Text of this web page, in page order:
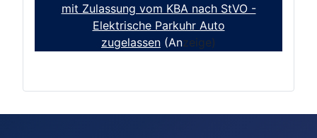
mit Zulassung vom KBA nach StVO -
Elektrische Parkuhr Auto
zugelassen (Anzeige)